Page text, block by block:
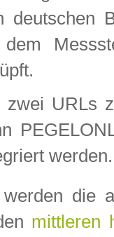
deutschen
URLs
werden.
werden die
mittleren